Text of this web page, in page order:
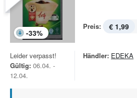
-33%
Preis: € 1,99
Leider verpasst!
Gültig: 06.04. -
12.04.
Händler: EDEKA